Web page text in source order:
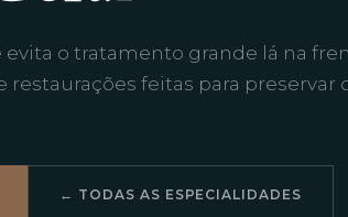
o tratamento grande lá na
restaurações feitas para preservar
← TODAS AS ESPECIALIDADES